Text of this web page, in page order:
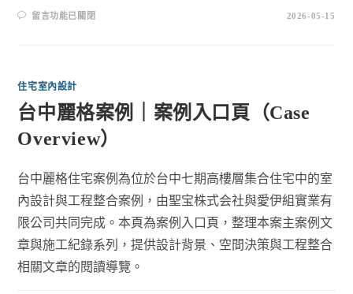
留言功能已關閉 2026-05-15
住宅室內設計
台中麗格案例｜案例入口頁（Case
Overview）
台中麗格住宅案例為位於台中七期高樓層集合住宅中的室
內設計與工程整合案例，由聖宝株式会社與愛伊組實業有
限公司共同完成。本頁為案例入口頁，整理本案主案例文
章與施工紀錄系列，提供設計背景、空間決策與工程整合
相關文章的閱讀導覽。